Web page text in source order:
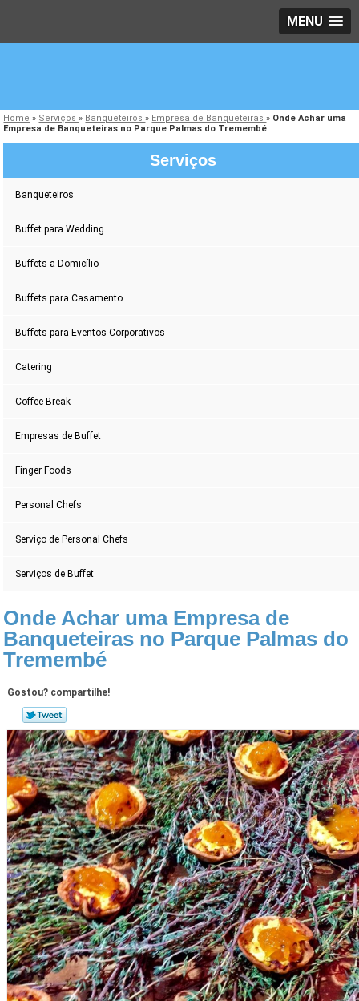
MENU
Home » Serviços» Banqueteiros» Empresa de Banqueteiras» Onde Achar uma
Empresa de Banqueteiras no Parque Palmas do Tremembé
Serviços
Banqueteiros
Buffet para Wedding
Buffets a Domicílio
Buffets para Casamento
Buffets para Eventos Corporativos
Catering
Coffee Break
Empresas de Buffet
Finger Foods
Personal Chefs
Serviço de Personal Chefs
Serviços de Buffet
Onde Achar uma Empresa de
Banqueteiras no Parque Palmas do
Tremembé
Gostou? compartilhe!